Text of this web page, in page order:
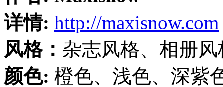
详情: http://maxisnow.com
风格： 杂志风格、相册风
颜色: 橙色、浅色、深紫